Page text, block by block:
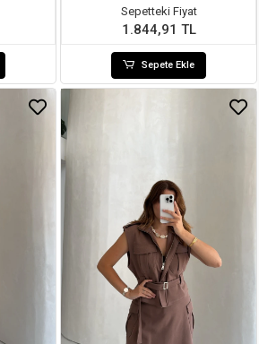
Sepetteki Fiyat
1.844,91 TL
Sepete Ekle